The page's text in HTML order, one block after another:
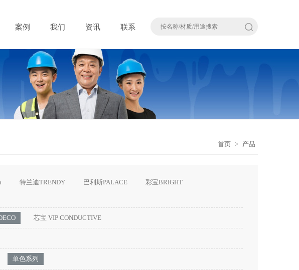
案例 我们 资讯 联系
首页 > 产品
特兰迪TRENDY 巴利斯PALACE
彩宝BRIGHT
芯宝 VIP CONDUCTIVE
单色系列